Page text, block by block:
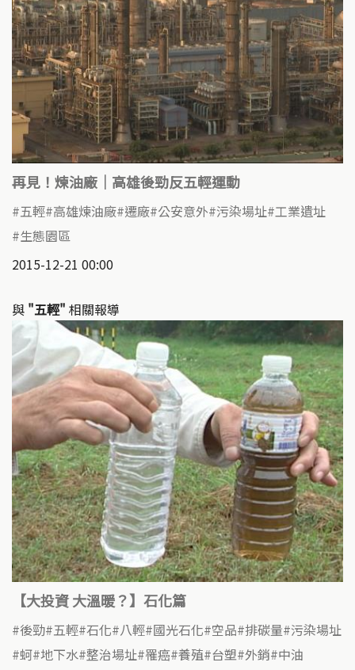
再見！煉油廠｜高雄後勁反五輕運動
五輕 高雄煉油廠 遷廠 公安意外 污染場址 工業遺址
生態園區
2015-12-21 00:00
與 "五輕" 相關報導
【大投資 大溫暖？】石化篇
後勁 五輕 石化 八輕 國光石化 空品 排碳量 污染場址
蚵 地下水 整治場址 罹癌 養殖 台塑 外銷 中油